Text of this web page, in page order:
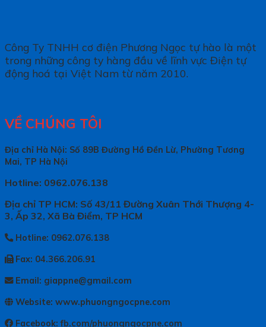
Công Ty TNHH cơ điện Phương Ngọc tự hào là một
trong những công ty hàng đầu về lĩnh vực Điện tự
động hoá tại Việt Nam từ năm 2010.
VỀ CHÚNG TÔI
Địa chỉ Hà Nội: Số 89B Đường Hồ Đền Lừ, Phường Tương
Mai, TP Hà Nội
Hotline: 0962.076.138
Địa chỉ TP HCM: Số 43/11 Đường Xuân Thới Thượng 4-
3, Ấp 32, Xã Bà Điểm, TP HCM
Hotline: 0962.076.138
Fax: 04.366.206.91
Email: giappne@gmail.com
Website: www.phuongngocpne.com
Facebook:fb.com/phuongngocpne.com